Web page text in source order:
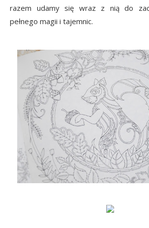
razem udamy się wraz z nią do
pełnego magii i tajemnic.